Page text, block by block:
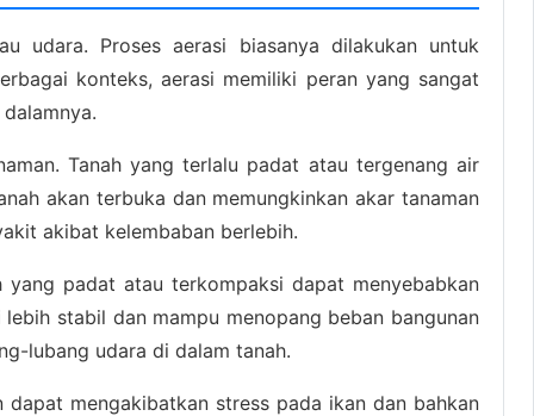
udara. Proses aerasi biasanya dilakukan untuk
konteks, aerasi memiliki peran yang sangat
Tanah yang terlalu padat atau tergenang air
akan terbuka dan memungkinkan akar tanaman
akibat kelembaban berlebih.
padat atau terkompaksi dapat menyebabkan
stabil dan mampu menopang beban bangunan
lubang udara di dalam tanah.
mengakibatkan stress pada ikan dan bahkan